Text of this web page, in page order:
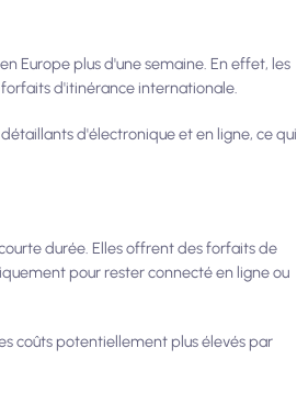
Europe plus d'une semaine. En effet, les
d'itinérance internationale.
d'électronique et en ligne, ce qui
durée. Elles offrent des forfaits de
pour rester connecté en ligne ou
coûts potentiellement plus élevés par